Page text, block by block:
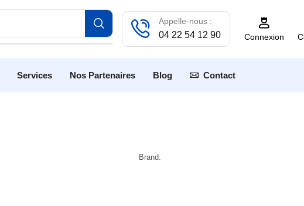
Appelle-nous :
04 22 54 12 90 Connexion
Services Nos Partenaires Blog Contact
Brand: